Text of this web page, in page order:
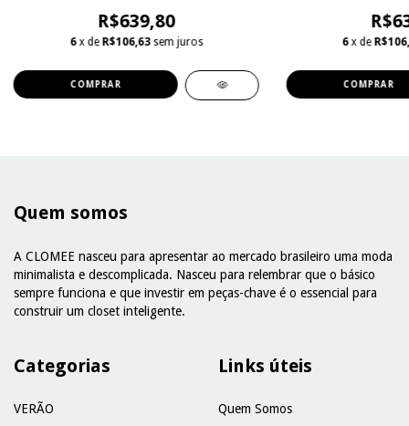
R$639,80
6 x de R$106,63 sem juros
COMPRAR
6 x de
COMPRAR
Quem somos
A CLOMEE nasceu para apresentar ao mercado brasileiro uma moda
minimalista e descomplicada. Nasceu para relembrar que o básico
sempre funciona e que investir em peças-chave é o essencial para
construir um closet inteligente.
Categorias
VERÃO
Links úteis
Quem Somos